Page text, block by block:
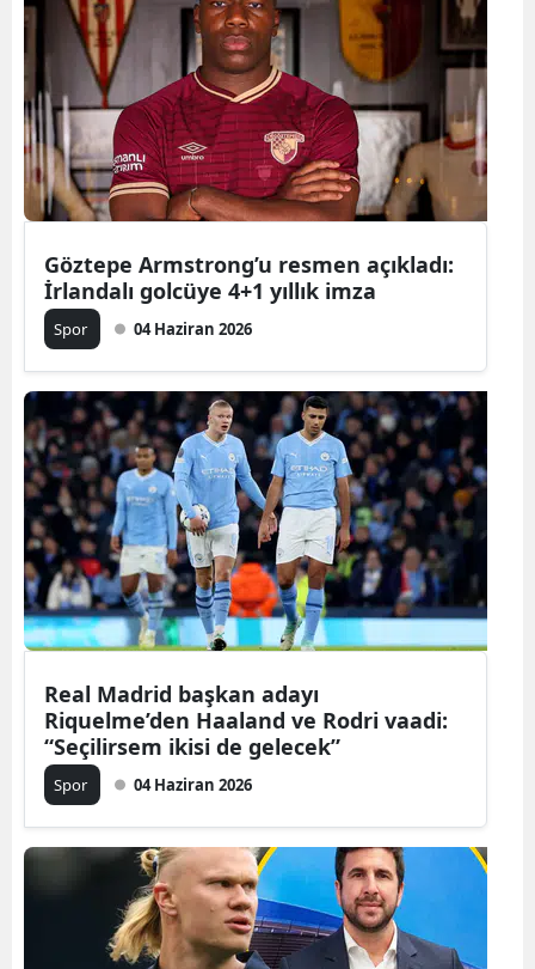
Göztepe Armstrong’u resmen açıkladı:
İrlandalı golcüye 4+1 yıllık imza
Spor 04 Haziran 2026
Real Madrid başkan adayı
Riquelme’den Haaland ve Rodri vaadi:
“Seçilirsem ikisi de gelecek”
Spor 04 Haziran 2026